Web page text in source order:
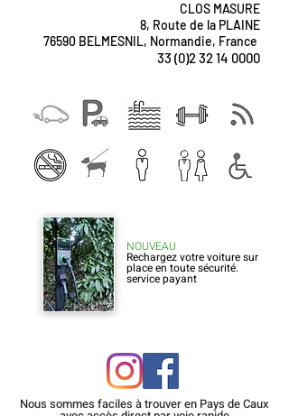
CLOS MASURE
8, Route de la PLAINE
76590 BELMESNIL, Normandie, France
33 (0)2 32 14 0000
NOUVEAU
Rechargez votre voiture sur
place en toute sécurité.
service payant
Nous sommes faciles à trouver en Pays de Caux